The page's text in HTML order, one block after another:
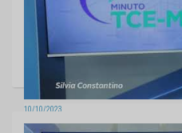
10/10/2023
MINUTO TCE - Edição 132